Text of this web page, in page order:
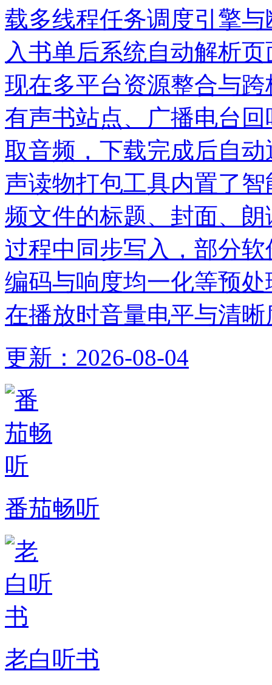
载多线程任务调度引擎
入书单后系统自动解析
现在多平台资源整合与
有声书站点、广播电台
取音频，下载完成后自
声读物打包工具内置了
频文件的标题、封面、
过程中同步写入，部分
编码与响度均一化等预
在播放时音量电平与清
更新： 2026-08-04
番茄畅听
老白听书